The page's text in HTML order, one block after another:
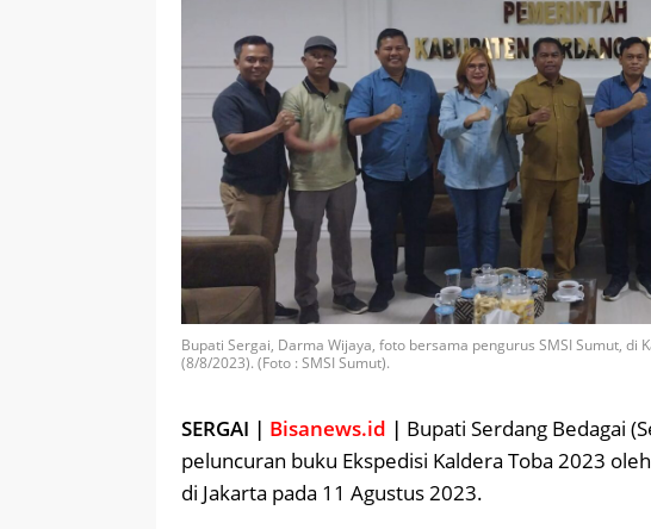
Bupati Sergai, Darma Wijaya, foto bersama pengurus SMSI Sumut, di
(8/8/2023). (Foto : SMSI Sumut).
SERGAI | Bisanews.id | Bupati Serdang Bedagai
peluncuran buku Ekspedisi Kaldera Toba 2023
di Jakarta pada 11 Agustus 2023.